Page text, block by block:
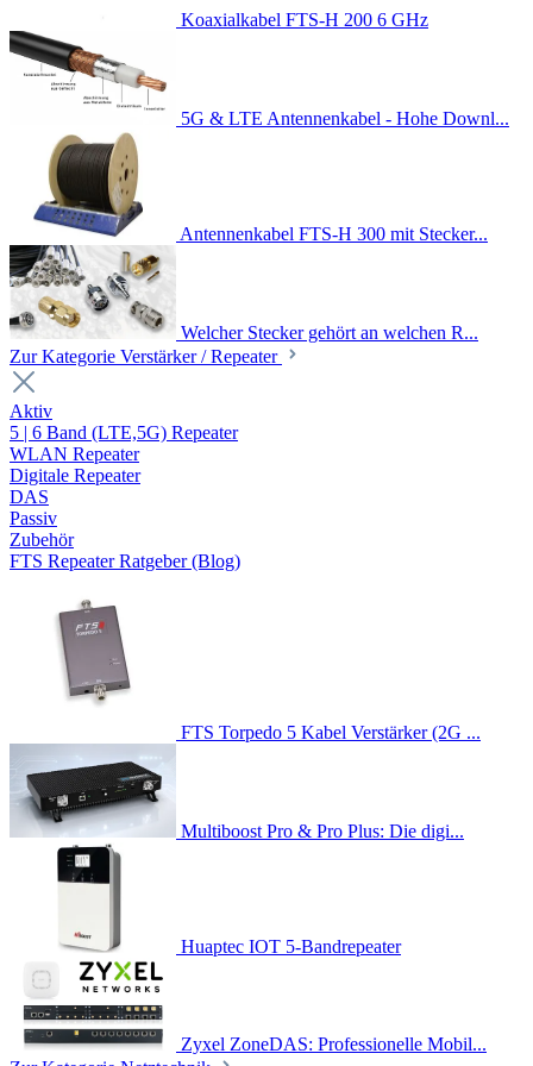
Koaxialkabel FTS-H 200 6 GHz
5G & LTE Antennenkabel - Hohe Downl...
Antennenkabel FTS-H 300 mit Stecker...
Welcher Stecker gehört an welchen R...
Zur Kategorie Verstärker / Repeater
Aktiv
5 | 6 Band (LTE,5G) Repeater
WLAN Repeater
Digitale Repeater
DAS
Passiv
Zubehör
FTS Repeater Ratgeber (Blog)
FTS Torpedo 5 Kabel Verstärker (2G ...
Multiboost Pro & Pro Plus: Die digi...
Huaptec IOT 5-Bandrepeater
Zyxel ZoneDAS: Professionelle Mobil...